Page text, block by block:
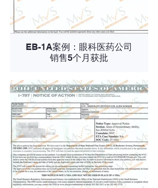
EB-1A案例：眼科医药公司
销售5个月获批